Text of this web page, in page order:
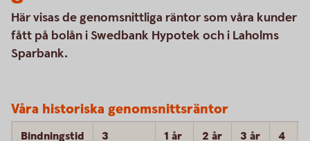
Här visas de genomsnittliga räntor som våra kunder
fått på bolån i Swedbank Hypotek och i Laholms
Sparbank.
Våra historiska genomsnittsräntor
Bindningstid
3
1 år 2 år 3 år
4